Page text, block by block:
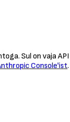
Sul on vaja API
Console'ist.